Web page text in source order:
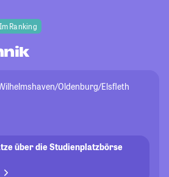
Im Ranking
Oldenburg/Elsfleth
über die Studienplatzbörse